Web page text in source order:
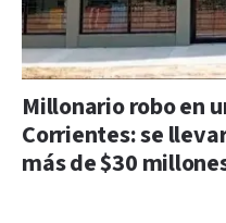
Millonario robo en
Corrientes: se
más de $30